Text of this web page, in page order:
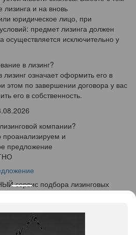
и на вновь
юридическое лицо, при
предмет лизинга должен
осуществляется исключительно у
в лизинг?
означает оформить его в
этом по завершении договора у вас
его в собственность.
компании?
и
предложение
сервис подбора лизинговых
г. Красногорск, ул.